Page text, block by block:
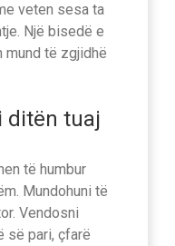
veten sesa ta
Një bisedë e
mund të zgjidhë
ditën tuaj
të humbur
Mundohuni të
Vendosni
së pari, çfarë